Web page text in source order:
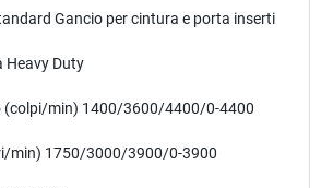
Gancio per cintura e porta inserti
Heavy Duty
(colpi/min) 1400/3600/4400/0-4400
min) 1750/3000/3900/0-3900